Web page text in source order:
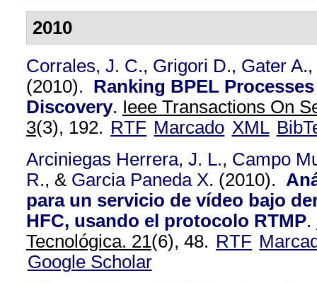
2010
Corrales, J. C., Grigori D., Gater A.
(2010). Ranking BPEL
Discovery. Ieee Transactions On
3(3), 192. RTF Marcado XML
Arciniegas Herrera, J. L., Campo
R., & Garcia Paneda X. (2010).
para un servicio de vídeo bajo
HFC, usando el protocolo RTMP.
Tecnológica. 21(6), 48. RTF
Google Scholar